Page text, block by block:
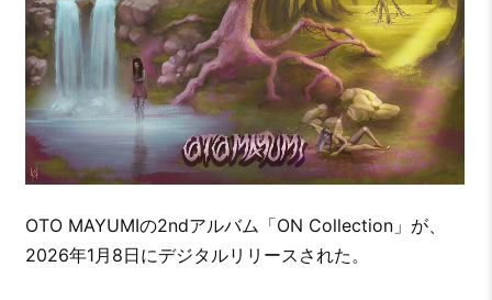
OTO MAYUMIの2ndアルバム「ON Collection」が、
2026年1月8日にデジタルリリースされた。